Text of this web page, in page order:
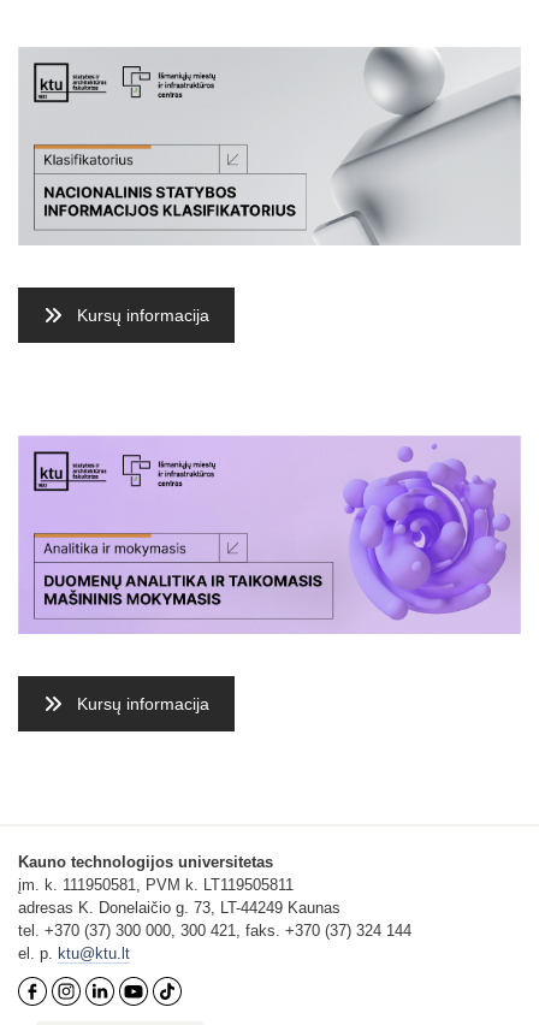
Kursų informacija
Kursų informacija
Kauno technologijos universitetas
įm. k. 111950581, PVM k. LT119505811
adresas K. Donelaičio g. 73, LT-44249 Kaunas
tel. +370 (37) 300 000, 300 421, faks. +370 (37) 324 144
el. p. ktu@ktu.lt